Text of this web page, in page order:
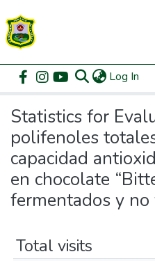
Log In
Communities & Collections
All of DSpace
Home Statistics
Statistics for
polifenoles
capacidad
en chocolate
fermentados y
Total visits